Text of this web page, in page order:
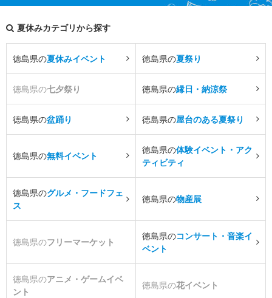
夏休みカテゴリから探す
徳島県の夏休みイベント 徳島県の夏祭り
徳島県の七夕祭り 徳島県の縁日・納涼祭
徳島県の盆踊り 徳島県の屋台のある夏祭り
徳島県の無料イベント
徳島県の体験イベント・アク
ティビティ
徳島県のグルメ・フードフェ
ス
徳島県の物産展
徳島県のフリーマーケット
徳島県のコンサート・音楽イ
ベント
徳島県のアニメ・ゲームイベ
ント
徳島県の花イベント